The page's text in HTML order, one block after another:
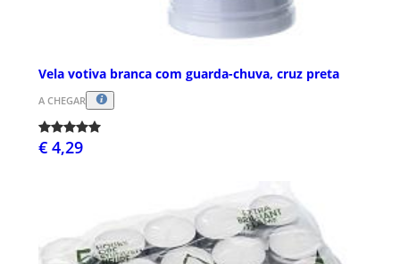
Vela votiva branca com guarda-chuva, cruz preta
A CHEGAR
€ 4,29